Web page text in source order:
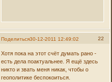
Поделиться 22
30-12-2011 12:49:02
Хотя пока на этот счёт думать рано -
есть дела поактуальнее. Я ещё здесь
никто и звать меня никак, чтобы о
геополитике беспокоиться.